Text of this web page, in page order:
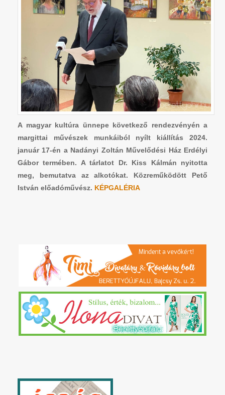
A magyar kultúra ünnepe következő rendezvényén a
margittai művészek munkáiból nyílt kiállítás 2024.
január 17-én a Nadányi Zoltán Művelődési Ház Erdélyi
Gábor termében. A tárlatot Dr. Kiss Kálmán nyitotta
meg, bemutatva az alkotókat. Közreműködött Pető
István előadóművész. KÉPGALÉRIA